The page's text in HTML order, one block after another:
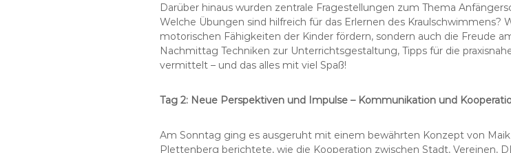
Darüber hinaus wurden zentrale Fragestellungen zum Thema
Welche Übungen sind hilfreich für das Erlernen des Kraulschwimmens?
motorischen Fähigkeiten der Kinder fördern, sondern auch die Freude
Nachmittag Techniken zur Unterrichtsgestaltung, Tipps für die
vermittelt – und das alles mit viel Spaß!
Tag 2: Neue Perspektiven und Impulse – Kommunikation und
Am Sonntag ging es ausgeruht mit einem bewährten Konzept von
Plettenberg berichtete, wie die Kooperation zwischen Stadt, Vereinen,